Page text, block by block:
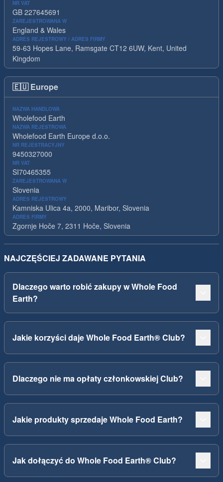
NR VAT
GB 227645691
ZAREJESTROWANA W
England & Wales
ADRES REJESTROWY / ADRES FIRMY
59-63 Hopes Lane, Ramsgate CT12 6UW, Kent, United
Kingdom
🇪🇺 Europe
NAZWA HANDLOWA
Wholefood Earth
NAZWA REJESTROWA
Wholefood Earth Europe d.o.o.
NR REJESTRACYJNY
9450327000
NR VAT
SI70465355
ZAREJESTROWANA W
Slovenia
ADRES REJESTROWY
Kamniska Ulica 4a, 2000, Maribor, Slovenia
ADRES FIRMY
Zgornje Hoče 7, 2311 Hoče, Slovenia
NAJCZĘŚCIEJ ZADAWANE PYTANIA
Dlaczego warto robić zakupy w Whole Food
Earth?
Jakie korzyści daje Whole Food Earth® Club?
Dlaczego nie ma opłaty członkowskiej Club?
Jakie produkty sprzedaje Whole Food Earth?
Jak dołączyć do Whole Food Earth® Club?